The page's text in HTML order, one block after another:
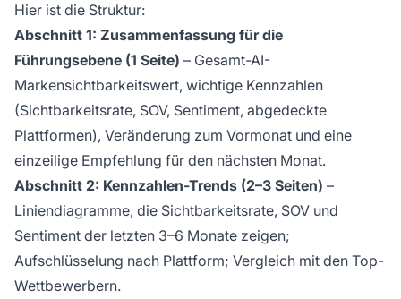
Hier ist die Struktur:
Abschnitt 1: Zusammenfassung für die
Führungsebene (1 Seite) – Gesamt-AI-
Markensichtbarkeitswert, wichtige Kennzahlen
(Sichtbarkeitsrate, SOV, Sentiment, abgedeckte
Plattformen), Veränderung zum Vormonat und eine
einzeilige Empfehlung für den nächsten Monat.
Abschnitt 2: Kennzahlen-Trends (2–3 Seiten) –
Liniendiagramme, die Sichtbarkeitsrate, SOV und
Sentiment der letzten 3–6 Monate zeigen;
Aufschlüsselung nach Plattform; Vergleich mit den Top-
Wettbewerbern.